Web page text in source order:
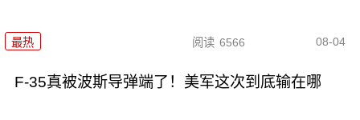
最热 阅读 6566 08-04
F-35真被波斯导弹端了！美军这次到底输在哪